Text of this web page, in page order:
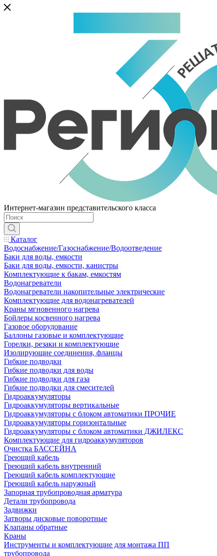
Интернет-магазин представительского класса
Каталог
Водоснабжение/Газоснабжение/Водоотведение
Баки для воды, емкости
Баки для воды, емкости, канистры
Комплектующие к бакам, емкостям
Водонагреватели
Водонагреватели накопительные электрические
Комплектующие для водонагревателей
Краны мгновенного нагрева
Бойлеры косвенного нагрева
Газовое оборудование
Баллоны газовые и комплектующие
Горелки, резаки и комплектующие
Изолирующие соединения, фланцы
Гибкие подводки
Гибкие подводки для воды
Гибкие подводки для газа
Гибкие подводки для смесителей
Гидроаккумуляторы
Гидроаккумуляторы вертикальные
Гидроаккумуляторы с блоком автоматики ПРОЧИЕ
Гидроаккумуляторы горизонтальные
Гидроаккумуляторы с блоком автоматики ДЖИЛЕКС
Комплектующие для гидроаккумуляторов
Очистка БАССЕЙНА
Греющий кабель
Греющий кабель внутренний
Греющий кабель комплектующие
Греющий кабель наружный
Запорная трубопроводная арматура
Детали трубопровода
Задвижки
Затворы дисковые поворотные
Клапаны обратные
Краны
Инструменты и комплектующие для монтажа ПП
трубопровода